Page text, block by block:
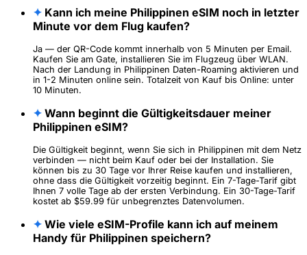
✦ Kann ich meine Philippinen eSIM noch in letzter
Minute vor dem Flug kaufen?
Ja — der QR-Code kommt innerhalb von 5 Minuten per Email.
Kaufen Sie am Gate, installieren Sie im Flugzeug über WLAN.
Nach der Landung in Philippinen Daten-Roaming aktivieren und
in 1-2 Minuten online sein. Totalzeit von Kauf bis Online: unter
10 Minuten.
✦ Wann beginnt die Gültigkeitsdauer meiner
Philippinen eSIM?
Die Gültigkeit beginnt, wenn Sie sich in Philippinen mit dem Netz
verbinden — nicht beim Kauf oder bei der Installation. Sie
können bis zu 30 Tage vor Ihrer Reise kaufen und installieren,
ohne dass die Gültigkeit vorzeitig beginnt. Ein 7-Tage-Tarif gibt
Ihnen 7 volle Tage ab der ersten Verbindung. Ein 30-Tage-Tarif
kostet ab $59.99 für unbegrenztes Datenvolumen.
✦ Wie viele eSIM-Profile kann ich auf meinem
Handy für Philippinen speichern?